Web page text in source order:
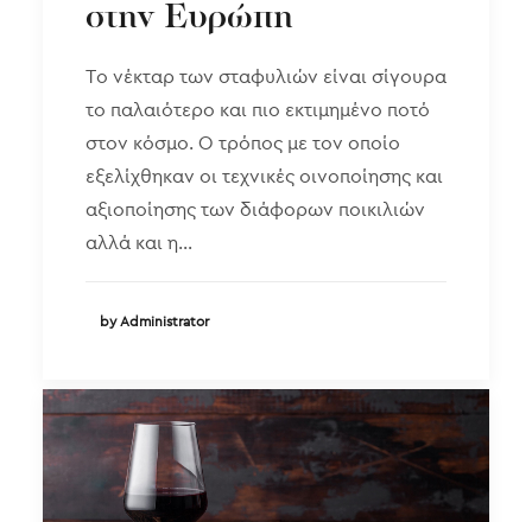
στην Ευρώπη
Το νέκταρ των σταφυλιών είναι σίγουρα
το παλαιότερο και πιο εκτιμημένο ποτό
στον κόσμο. Ο τρόπος με τον οποίο
εξελίχθηκαν οι τεχνικές οινοποίησης και
αξιοποίησης των διάφορων ποικιλιών
αλλά και η…
by Administrator